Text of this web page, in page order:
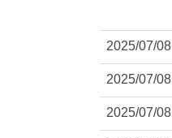
2025/07/08
2025/07/08
2025/07/08